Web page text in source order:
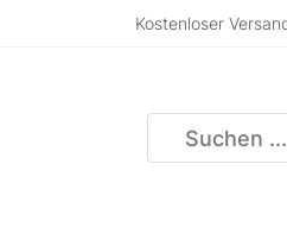
Kostenloser